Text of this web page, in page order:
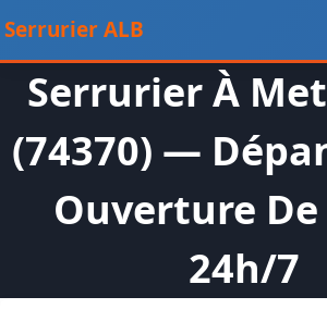
au
contenu
Serrurier ALB
Serrurier À
(74370) —
Ouverture
24h/7